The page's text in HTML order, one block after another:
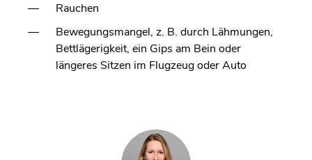
Rauchen
Bewegungsmangel, z. B. durch Lähmungen,
Bettlägerigkeit, ein Gips am Bein oder
längeres Sitzen im Flugzeug oder Auto